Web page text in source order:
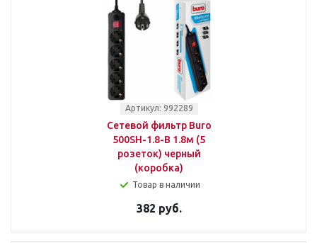
Артикул: 992289
Сетевой фильтр Buro
500SH-1.8-B 1.8м (5
розеток) черный
(коробка)
Товар в наличии
382 руб.